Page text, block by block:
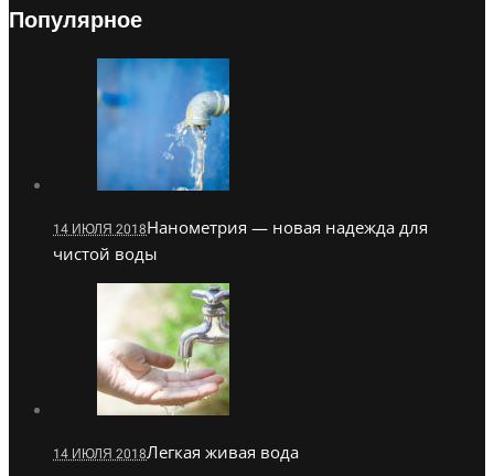
Популярное
14 ИЮЛЯ 2018Нанометрия — новая надежда для
чистой воды
14 ИЮЛЯ 2018Легкая живая вода